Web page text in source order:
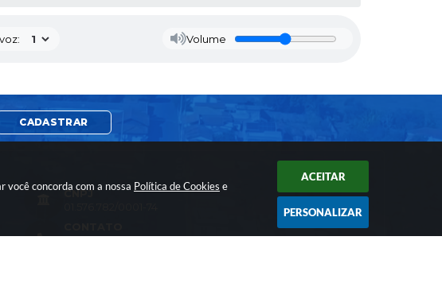
você concorda com a nossa Política de Cookies e
ACEITAR
PERSONALIZAR
Volume
CADASTRAR
(14) 3844-8200
CNPJ